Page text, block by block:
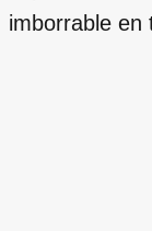
imborrable en